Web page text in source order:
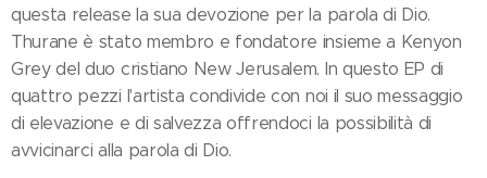
questa release la sua devozione per la parola di Dio.
Thurane è stato membro e fondatore insieme a Kenyon
Grey del duo cristiano New Jerusalem. In questo EP di
quattro pezzi l'artista condivide con noi il suo messaggio
di elevazione e di salvezza offrendoci la possibilità di
avvicinarci alla parola di Dio.